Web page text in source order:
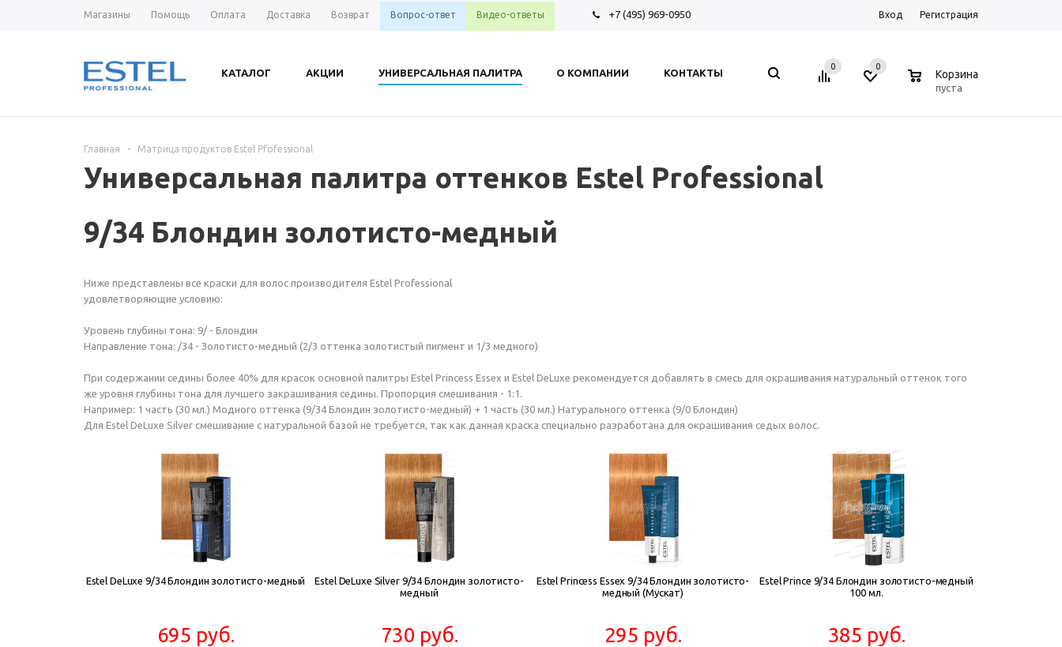
Магазины Помощь Оплата Доставка Возврат Вопрос-ответ Видео-ответы +7 (495) 969-0950 Вход Регистрация
КАТАЛОГ АКЦИИ УНИВЕРСАЛЬНАЯ ПАЛИТРА О КОМПАНИИ КОНТАКТЫ
0 0
Корзина
пуста
Главная - Матрица продуктов Estel Pfofessional
Универсальная палитра оттенков Estel Professional
9/34 Блондин золотисто-медный
Ниже представлены все краски для волос производителя Estel Professional
удовлетворяющие условию:
Уровень глубины тона: 9/ - Блондин
Направление тона: /34 - Золотисто-медный (2/3 оттенка золотистый пигмент и 1/3 медного)
При содержании седины более 40% для красок основной палитры Estel Princess Essex и Estel DeLuxe рекомендуется добавлять в смесь для окрашивания натуральный оттенок того
же уровня глубины тона для лучшего закрашивания седины. Пропорция смешивания - 1:1.
Например: 1 часть (30 мл.) Модного оттенка (9/34 Блондин золотисто-медный) + 1 часть (30 мл.) Натурального оттенка (9/0 Блондин)
Для Estel DeLuxe Silver смешивание с натуральной базой не требуется, так как данная краска специально разработана для окрашивания седых волос.
Estel DeLuxe 9/34 Блондин золотисто-медный
695 руб.
Estel DeLuxe Silver 9/34 Блондин золотисто-
медный
730 руб.
Estel Princess Essex 9/34 Блондин золотисто-
медный (Мускат)
295 руб.
Estel Prince 9/34 Блондин золотисто-медный
100 мл.
385 руб.